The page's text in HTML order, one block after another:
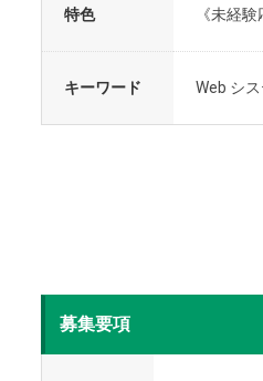
特色 《未経
キーワード Web シ
募集要項